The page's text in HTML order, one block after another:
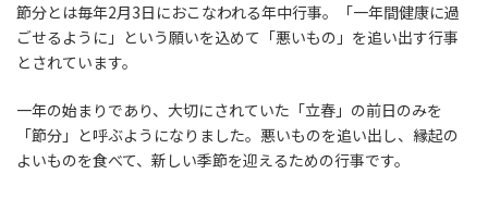
節分とは毎年2月3日におこなわれる年中行事。「一年間健康に過
ごせるように」という願いを込めて「悪いもの」を追い出す行事
とされています。
一年の始まりであり、大切にされていた「立春」の前日のみを
「節分」と呼ぶようになりました。悪いものを追い出し、縁起の
よいものを食べて、新しい季節を迎えるための行事です。